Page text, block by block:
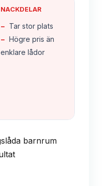
NACKDELAR
− Tar stor plats
− Högre pris än
enklare lådor